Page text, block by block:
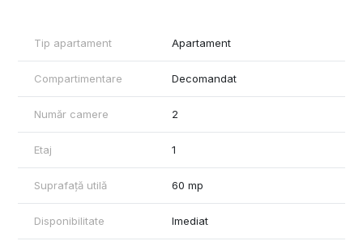
• Toate electrocasnicele sunt noi, in garantie
functionalitate
• Etaj 1 – acces facil si costuri reduse de incalzire
gata pentru mutare imediata.
Pret chirie: 500 €/luna
Garantie: 500 €
• comision agentie
Pentru vizionari si detalii suplimentare: Ene Eduard – 0786 840
Tip apartament Apartament
Compartimentare Decomandat
Număr camere 2
Etaj 1
Suprafață utilă 60 mp
Disponibilitate Imediat